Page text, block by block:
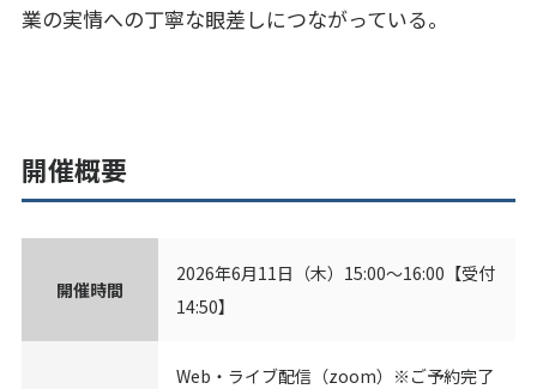
業の実情への丁寧な眼差しにつながっている。
開催概要
開催時間
2026年6月11日（木）15:00～16:00【受付
14:50】
Web・ライブ配信（zoom）※ご予約完了